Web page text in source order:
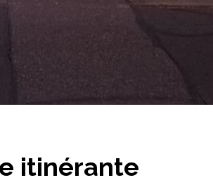
itinérante